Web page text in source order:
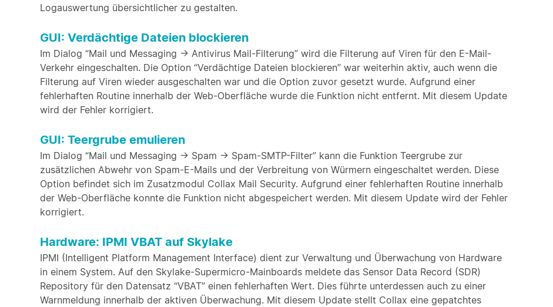
Logauswertung übersichtlicher zu gestalten.
GUI: Verdächtige Dateien blockieren
Im Dialog “Mail und Messaging -> Antivirus Mail-Filterung” wird die Filterung auf Viren für den E-Mail-
Verkehr eingeschalten. Die Option “Verdächtige Dateien blockieren” war weiterhin aktiv, auch wenn die
Filterung auf Viren wieder ausgeschalten war und die Option zuvor gesetzt wurde. Aufgrund einer
fehlerhaften Routine innerhalb der Web-Oberfläche wurde die Funktion nicht entfernt. Mit diesem Update
wird der Fehler korrigiert.
GUI: Teergrube emulieren
Im Dialog “Mail und Messaging -> Spam -> Spam-SMTP-Filter” kann die Funktion Teergrube zur
zusätzlichen Abwehr von Spam-E-Mails und der Verbreitung von Würmern eingeschaltet werden. Diese
Option befindet sich im Zusatzmodul Collax Mail Security. Aufgrund einer fehlerhaften Routine innerhalb
der Web-Oberfläche konnte die Funktion nicht abgespeichert werden. Mit diesem Update wird der Fehler
korrigiert.
Hardware: IPMI VBAT auf Skylake
IPMI (Intelligent Platform Management Interface) dient zur Verwaltung und Überwachung von Hardware
in einem System. Auf den Skylake-Supermicro-Mainboards meldete das Sensor Data Record (SDR)
Repository für den Datensatz “VBAT” einen fehlerhaften Wert. Dies führte unterdessen auch zu einer
Warnmeldung innerhalb der aktiven Überwachung. Mit diesem Update stellt Collax eine gepatchtes